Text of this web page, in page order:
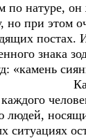
по натуре,
но при этом
постах.
знака
«камень
же
людей,
ситуациях